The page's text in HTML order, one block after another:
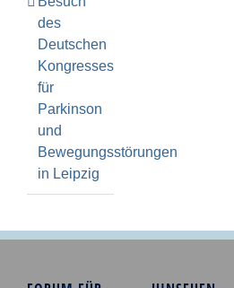
des
Deutschen
Kongresses
für
Parkinson
und
Bewegungsstörungen
in Leipzig